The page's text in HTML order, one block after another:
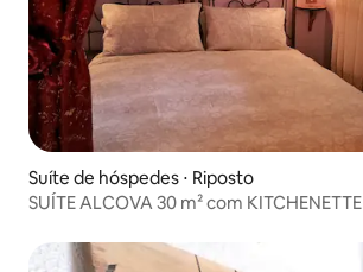
Suíte de hóspedes ⋅ Riposto
SUÍTE ALCOVA 30 m² com KITCHENETTE EM VILLA